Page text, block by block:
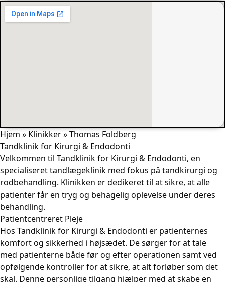
Hjem » Klinikker»Thomas Foldberg
Tandklinik for Kirurgi & Endodonti
Velkommen til Tandklinik for Kirurgi & Endodonti, en
specialiseret tandlægeklinik med fokus på tandkirurgi og
rodbehandling. Klinikken er dedikeret til at sikre, at alle
patienter får en tryg og behagelig oplevelse under deres
behandling.
Patientcentreret Pleje
Hos Tandklinik for Kirurgi & Endodonti er patienternes
komfort og sikkerhed i højsædet. De sørger for at tale
med patienterne både før og efter operationen samt ved
opfølgende kontroller for at sikre, at alt forløber som det
skal. Denne personlige tilgang hjælper med at skabe en